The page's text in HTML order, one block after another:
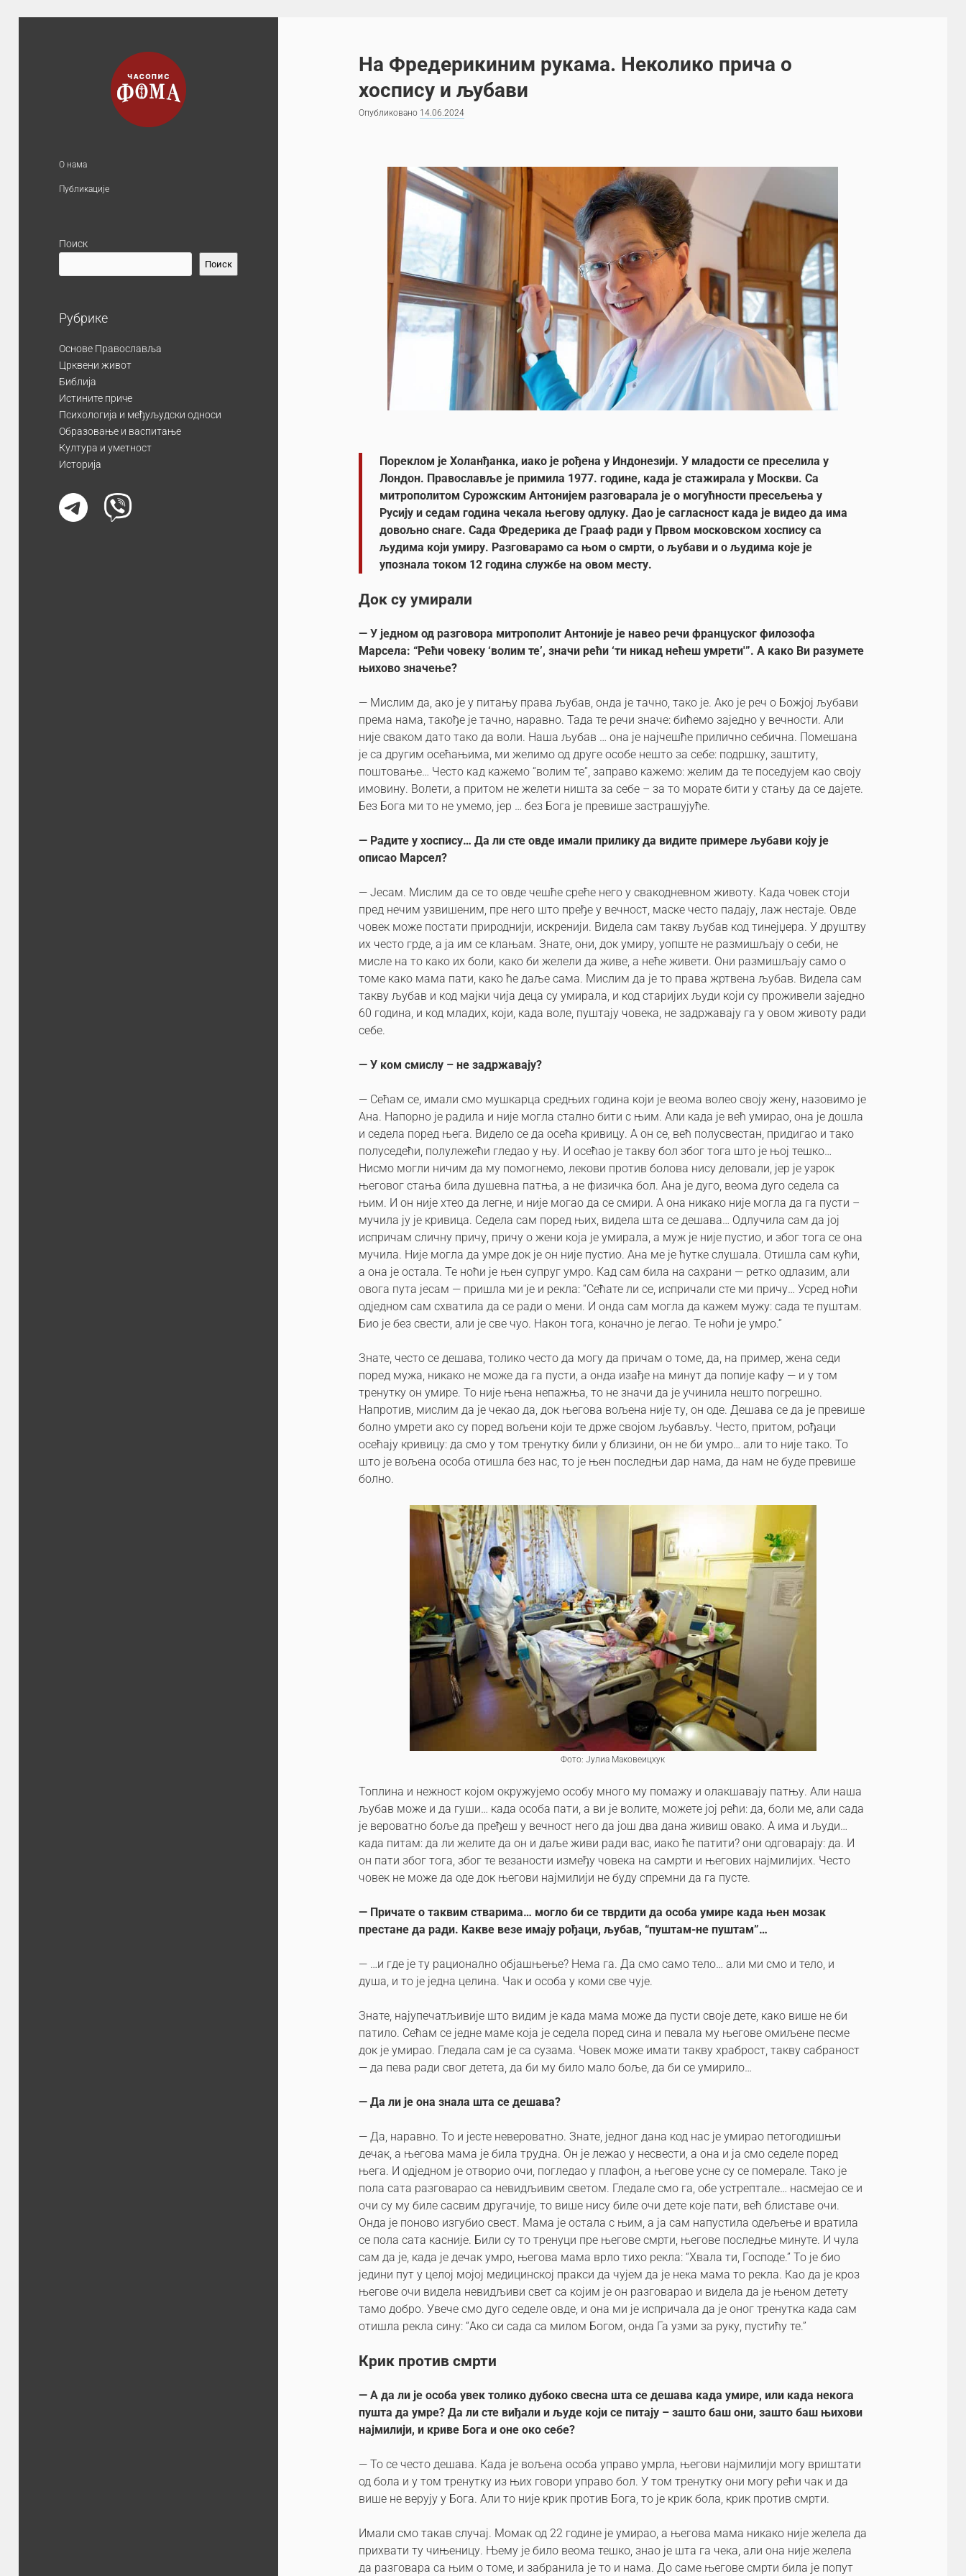
О нама
Публикације
Поиск
Поиск
Рубрике
Основе Православља
Црквени живот
Библија
Истините приче
Психологија и међуљудски односи
Образовање и васпитање
Култура и уметност
Историја
На Фредерикиним рукама. Неколико прича о
хоспису и љубави
Опубликовано 14.06.2024
Пореклом је Холанђанка, иако је рођена у Индонезији. У младости се преселила у
Лондон. Православље је примила 1977. године, када је стажирала у Москви. Са
митрополитом Сурожским Антонијем разговарала је о могућности пресељења у
Русију и седам година чекала његову одлуку. Дао је сагласност када је видео да има
довољно снаге. Сада Фредерика де Грааф ради у Првом московском хоспису са
људима који умиру. Разговарамо са њом о смрти, о љубави и о људима које је
упознала током 12 година службе на овом месту.
Док су умирали
— У једном од разговора митрополит Антоније је навео речи француског филозофа
Марсела: “Рећи човеку ‘волим те’, значи рећи ‘ти никад нећеш умрети'”. А како Ви разумете
њихово значење?
— Мислим да, ако је у питању права љубав, онда је тачно, тако је. Ако је реч о Божјој љубави
према нама, такође је тачно, наравно. Тада те речи значе: бићемо заједно у вечности. Али
није сваком дато тако да воли. Наша љубав … она је најчешће прилично себична. Помешана
је са другим осећањима, ми желимо од друге особе нешто за себе: подршку, заштиту,
поштовање… Често кад кажемо “волим те”, заправо кажемо: желим да те поседујем као своју
имовину. Волети, а притом не желети ништа за себе – за то морате бити у стању да се дајете.
Без Бога ми то не умемо, јер … без Бога је превише застрашујуће.
— Радите у хоспису… Да ли сте овде имали прилику да видите примере љубави коју је
описао Марсел?
— Јесам. Мислим да се то овде чешће среће него у свакодневном животу. Када човек стоји
пред нечим узвишеним, пре него што пређе у вечност, маске често падају, лаж нестаје. Овде
човек може постати природнији, искренији. Видела сам такву љубав код тинејџера. У друштву
их често грде, а ја им се клањам. Знате, они, док умиру, уопште не размишљају о себи, не
мисле на то како их боли, како би желели да живе, а неће живети. Они размишљају само о
томе како мама пати, како ће даље сама. Мислим да је то права жртвена љубав. Видела сам
такву љубав и код мајки чија деца су умирала, и код старијих људи који су проживели заједно
60 година, и код младих, који, када воле, пуштају човека, не задржавају га у овом животу ради
себе.
— У ком смислу – не задржавају?
— Сећам се, имали смо мушкарца средњих година који је веома волео своју жену, назовимо је
Ана. Напорно је радила и није могла стално бити с њим. Али када је већ умирао, она је дошла
и седела поред њега. Видело се да осећа кривицу. А он се, већ полусвестан, придигао и тако
полуседећи, полулежећи гледао у њу. И осећао је такву бол због тога што је њој тешко…
Нисмо могли ничим да му помогнемо, лекови против болова нису деловали, јер је узрок
његовог стања била душевна патња, а не физичка бол. Ана је дуго, веома дуго седела са
њим. И он није хтео да легне, и није могао да се смири. А она никако није могла да га пусти –
мучила ју је кривица. Седела сам поред њих, видела шта се дешава… Одлучила сам да јој
испричам сличну причу, причу о жени која је умирала, а муж је није пустио, и због тога се она
мучила. Није могла да умре док је он није пустио. Ана ме је ћутке слушала. Отишла сам кући,
а она је остала. Те ноћи је њен супруг умро. Кад сам била на сахрани — ретко одлазим, али
овога пута јесам — пришла ми је и рекла: “Сећате ли се, испричали сте ми причу… Усред ноћи
одједном сам схватила да се ради о мени. И онда сам могла да кажем мужу: сада те пуштам.
Био је без свести, али је све чуо. Након тога, коначно је легао. Те ноћи је умро.”
Знате, често се дешава, толико често да могу да причам о томе, да, на пример, жена седи
поред мужа, никако не може да га пусти, а онда изађе на минут да попије кафу — и у том
тренутку он умире. То није њена непажња, то не значи да је учинила нешто погрешно.
Напротив, мислим да је чекао да, док његова вољена није ту, он оде. Дешава се да је превише
болно умрети ако су поред вољени који те држе својом љубављу. Често, притом, рођаци
осећају кривицу: да смо у том тренутку били у близини, он не би умро… али то није тако. То
што је вољена особа отишла без нас, то је њен последњи дар нама, да нам не буде превише
болно.
Фото: Јулиа Маковеицхук
Топлина и нежност којом окружујемо особу много му помажу и олакшавају патњу. Али наша
љубав може и да гуши… када особа пати, а ви је волите, можете јој рећи: да, боли ме, али сада
је вероватно боље да пређеш у вечност него да још два дана живиш овако. А има и људи…
када питам: да ли желите да он и даље живи ради вас, иако ће патити? они одговарају: да. И
он пати због тога, због те везаности између човека на самрти и његових најмилијих. Често
човек не може да оде док његови најмилији не буду спремни да га пусте.
— Причате о таквим стварима… могло би се тврдити да особа умире када њен мозак
престане да ради. Какве везе имају рођаци, љубав, “пуштам-не пуштам”…
— …и где је ту рационално објашњење? Нема га. Да смо само тело… али ми смо и тело, и
душа, и то је једна целина. Чак и особа у коми све чује.
Знате, најупечатљивије што видим је када мама може да пусти своје дете, како више не би
патило. Сећам се једне маме која је седела поред сина и певала му његове омиљене песме
док је умирао. Гледала сам је са сузама. Човек може имати такву храброст, такву сабраност
— да пева ради свог детета, да би му било мало боље, да би се умирило…
— Да ли је она знала шта се дешава?
— Да, наравно. То и јесте невероватно. Знате, једног дана код нас је умирао петогодишњи
дечак, а његова мама је била трудна. Он је лежао у несвести, а она и ја смо седеле поред
њега. И одједном је отворио очи, погледао у плафон, а његове усне су се померале. Тако је
пола сата разговарао са невидљивим светом. Гледале смо га, обе устрептале… насмејао се и
очи су му биле сасвим другачије, то више нису биле очи дете које пати, већ блиставе очи.
Онда је поново изгубио свест. Мама је остала с њим, а ја сам напустила одељење и вратила
се пола сата касније. Били су то тренуци пре његове смрти, његове последње минуте. И чула
сам да је, када је дечак умро, његова мама врло тихо рекла: “Хвала ти, Господе.” То је био
једини пут у целој мојој медицинској пракси да чујем да је нека мама то рекла. Као да је кроз
његове очи видела невидљиви свет са којим је он разговарао и видела да је њеном детету
тамо добро. Увече смо дуго седеле овде, и она ми је испричала да је оног тренутка када сам
отишла рекла сину: “Ако си сада са милом Богом, онда Га узми за руку, пустићу те.”
Крик против смрти
— А да ли је особа увек толико дубоко свесна шта се дешава када умире, или када некога
пушта да умре? Да ли сте виђали и људе који се питају – зашто баш они, зашто баш њихови
најмилији, и криве Бога и оне око себе?
— То се често дешава. Када је вољена особа управо умрла, његови најмилији могу вриштати
од бола и у том тренутку из њих говори управо бол. У том тренутку они могу рећи чак и да
више не верују у Бога. Али то није крик против Бога, то је крик бола, крик против смрти.
Имали смо такав случај. Момак од 22 године је умирао, а његова мама никако није желела да
прихвати ту чињеницу. Њему је било веома тешко, знао је шта га чека, али она није желела
да разговара са њим о томе, и забранила је то и нама. До саме његове смрти била је попут